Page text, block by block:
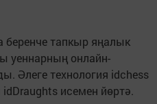
тапкыр яңалык
уеннарның онлайн-
Әлеге технология idchess
исемен йөртә.